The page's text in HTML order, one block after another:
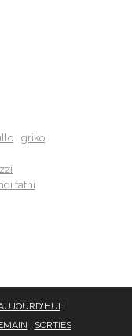
griko
fathi
SORTIES